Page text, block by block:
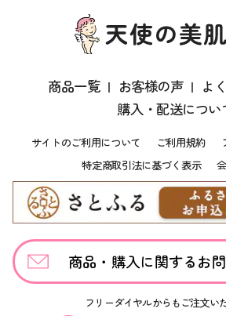
商品一覧 お客様の声
よ
購入・配送につい
サイトのご利用について ご利用規約
特定商取引法に基づく表示
商品・購入に関するお
フリーダイヤルからもご注文い